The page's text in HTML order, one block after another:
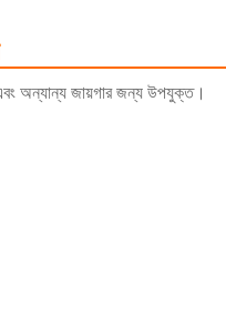
অন্যান্য জায়গার জন্য উপযুক্ত।